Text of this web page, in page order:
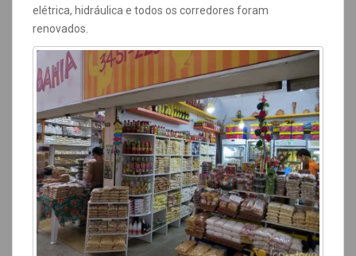
elétrica, hidráulica e todos os corredores foram
renovados.